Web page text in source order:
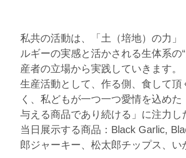
私共の活動は、「土（培地）の力
ルギーの実感と活かされる生体系
産者の立場から実践していきます。
生産活動として、作る側、食して
く、私どもが一つ一つ愛情を込め
与える商品であり続ける」に注力し
当日展示する商品：Black Garlic,
郎ジャーキー、松太郎チップス、